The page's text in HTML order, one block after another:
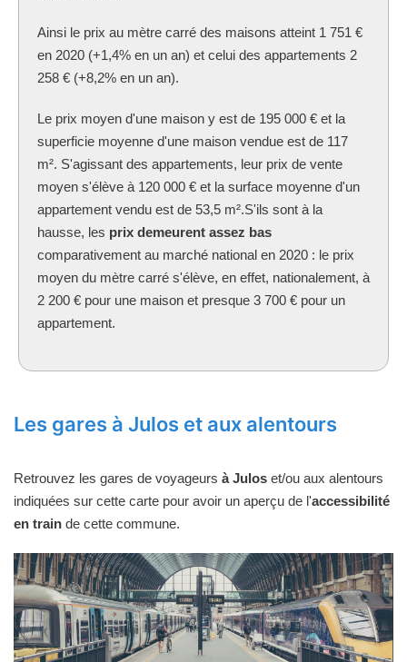
Ainsi le prix au mètre carré des maisons atteint 1 751 €
en 2020 (+1,4% en un an) et celui des appartements 2
258 € (+8,2% en un an).
Le prix moyen d'une maison y est de 195 000 € et la
superficie moyenne d'une maison vendue est de 117
m². S'agissant des appartements, leur prix de vente
moyen s'élève à 120 000 € et la surface moyenne d'un
appartement vendu est de 53,5 m².S'ils sont à la
hausse, les prix demeurent assez bas
comparativement au marché national en 2020 : le prix
moyen du mètre carré s'élève, en effet, nationalement, à
2 200 € pour une maison et presque 3 700 € pour un
appartement.
Les gares à Julos et aux alentours
Retrouvez les gares de voyageurs à Julos et/ou aux alentours
indiquées sur cette carte pour avoir un aperçu de l'accessibilité
en train de cette commune.